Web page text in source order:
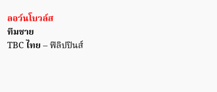
ลอว์นโบวล์ส
ทีมชาย
TBC ไทย – ฟิลิปปินส์